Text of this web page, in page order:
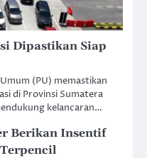
Dipastikan Siap
(PU) memastikan
di Provinsi Sumatera
kelancaran…
Berikan Insentif